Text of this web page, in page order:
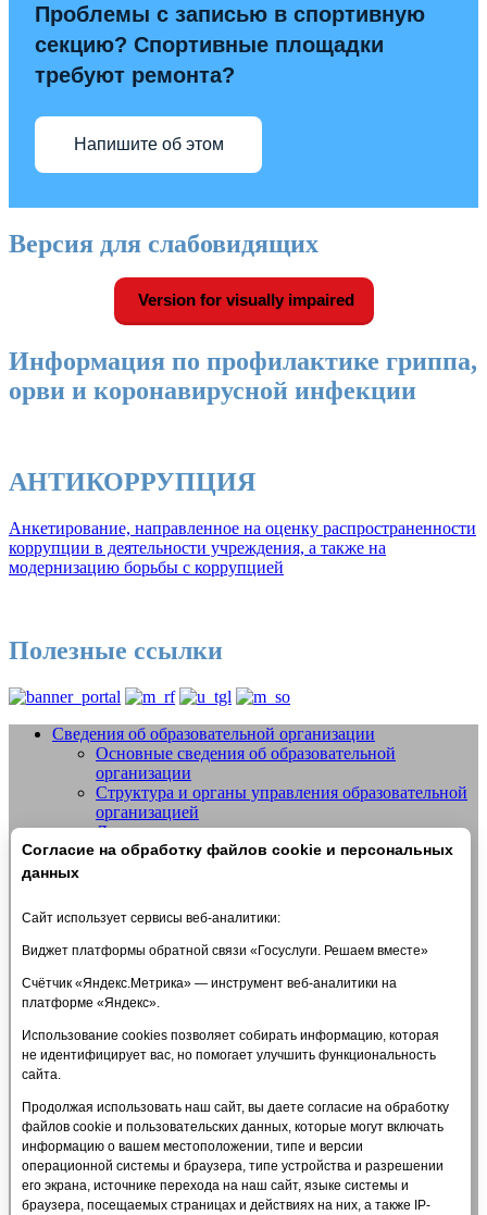
Проблемы с записью в спортивную
секцию? Спортивные площадки
требуют ремонта?
Напишите об этом
Версия для слабовидящих
Version for visually impaired
Информация по профилактике гриппа,
орви и коронавирусной инфекции
АНТИКОРРУПЦИЯ
Анкетирование, направленное на оценку распространенности
коррупции в деятельности учреждения, а также на
модернизацию борьбы с коррупцией
Полезные ссылки
Добро пожаловать на сайт МБУДО
СШОР №14 "Жигули" г.о. Тольятти
Сведения об образовательной организации
Основные сведения об образовательной
организации
Структура и органы управления образовательной
организацией
Документы
Образование
Педагогический состав
Материально-техническое обеспечение и
оснащенность образовательного процесса.
Стипендии и меры поддержки обучающихся
Платные образовательные услуги
Финансово-хозяйственная деятельность
Вакантные места для приема (перевода)
обучающихся
Организация питания в образовательной
организации
Платные услуги
Политика в отношении обработки персональных
данных
Антидопинг
Согласие на обработку файлов cookie и персональных
данных
Сайт использует сервисы веб-аналитики:
Виджет платформы обратной связи «Госуслуги. Решаем вместе»
Счётчик «Яндекс.Метрика» — инструмент веб-аналитики на
платформе «Яндекс».
Использование cookies позволяет собирать информацию, которая
не идентифицирует вас, но помогает улучшить функциональность
сайта.
Продолжая использовать наш сайт, вы даете согласие на обработку
файлов cookie и пользовательских данных, которые могут включать
информацию о вашем местоположении, типе и версии
операционной системы и браузера, типе устройства и разрешении
его экрана, источнике перехода на наш сайт, языке системы и
браузера, посещаемых страницах и действиях на них, а также IP-